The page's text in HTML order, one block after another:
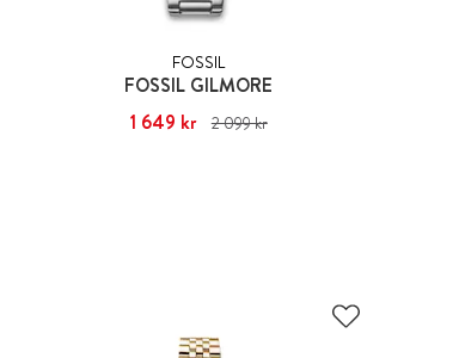
FOSSIL
FOSSIL GILMORE
Nuvarande pris: 1 649 krTidigare pris
1 649 kr 2 099 kr